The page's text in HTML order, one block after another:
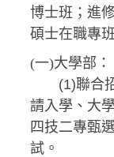
博士班；進
碩士在職專
(一)大學部：
(1)聯合招
請入學、大
四技二專甄
試。